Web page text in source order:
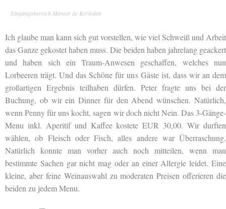
Eingangsbereich Manoir de Kerledan
Ich glaube man kann sich gut vorstellen, wie viel Schweiß und Arbeit
das Ganze gekostet haben muss. Die beiden haben jahrelang geackert
und haben sich ein Traum-Anwesen geschaffen, welches nun
Lorbeeren trägt. Und das Schöne für uns Gäste ist, dass wir an dem
großartigen Ergebnis teilhaben dürfen. Peter fragte uns bei der
Buchung, ob wir ein Dinner für den Abend wünschen. Natürlich,
wenn Penny für uns kocht, sagen wir doch nicht Nein. Das 3-Gänge-
Menu inkl. Aperitif und Kaffee kostete EUR 30,00. Wir durften
wählen, ob Fleisch oder Fisch, alles andere war Überraschung.
Natürlich konnte man vorher auch noch mitteilen, wenn man
bestimmte Sachen gar nicht mag oder an einer Allergie leidet. Eine
kleine, aber feine Weinauswahl zu moderaten Preisen offerieren die
beiden zu jedem Menu.